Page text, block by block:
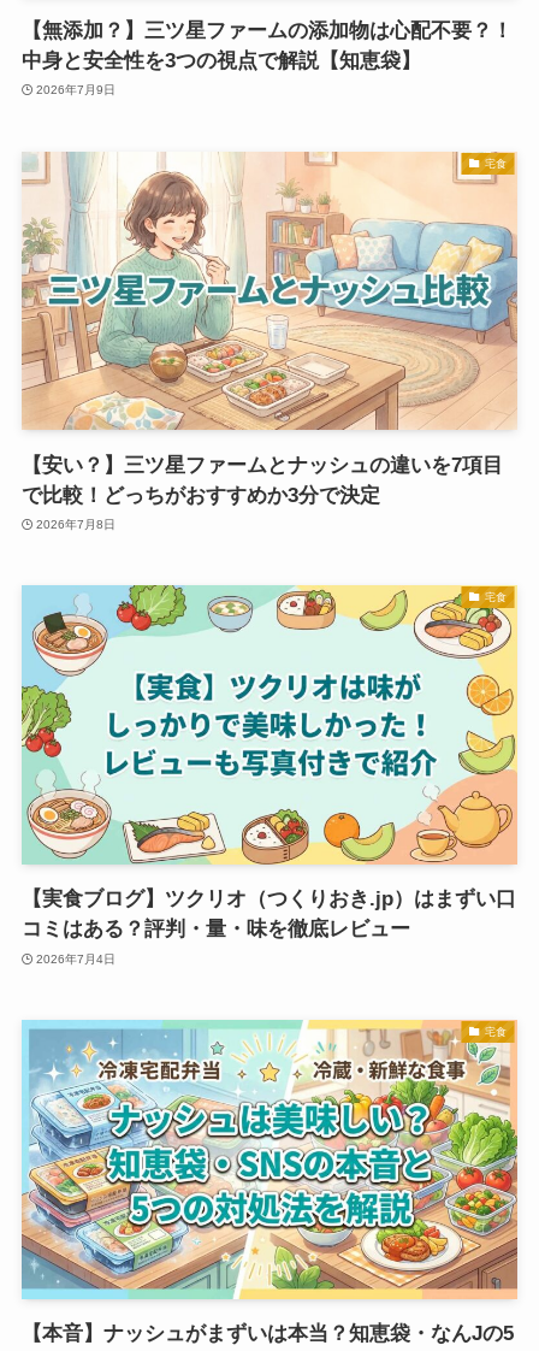
【無添加？】三ツ星ファームの添加物は心配不要？！
中身と安全性を3つの視点で解説【知恵袋】
2026年7月9日
宅食
【安い？】三ツ星ファームとナッシュの違いを7項目
で比較！どっちがおすすめか3分で決定
2026年7月8日
宅食
【実食ブログ】ツクリオ（つくりおき.jp）はまずい口
コミはある？評判・量・味を徹底レビュー
2026年7月4日
宅食
【本音】ナッシュがまずいは本当？知恵袋・なんJの5